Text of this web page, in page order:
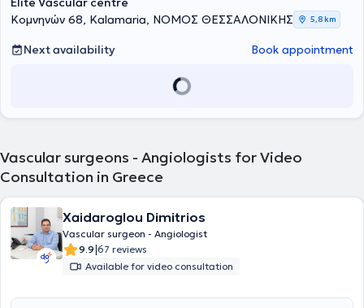
Κομνηνών 68, Kalamaria, ΝΟΜΟΣ ΘΕΣΣΑΛΟΝΙΚΗΣ
5,8 km
Next availability Book appointment
Vascular surgeons - Angiologists for Video
Consultation in Greece
Xaidaroglou Dimitrios
Vascular surgeon - Angiologist
9.9|67 reviews
Available for video consultation